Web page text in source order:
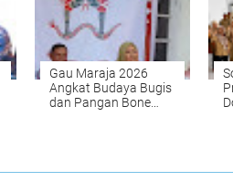
Gau Maraja 2026
Angkat Budaya Bugis
dan Pangan Bone